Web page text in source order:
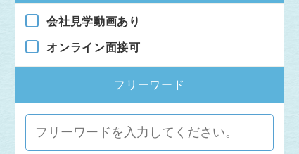
会社見学動画あり
オンライン面接可
フリーワード